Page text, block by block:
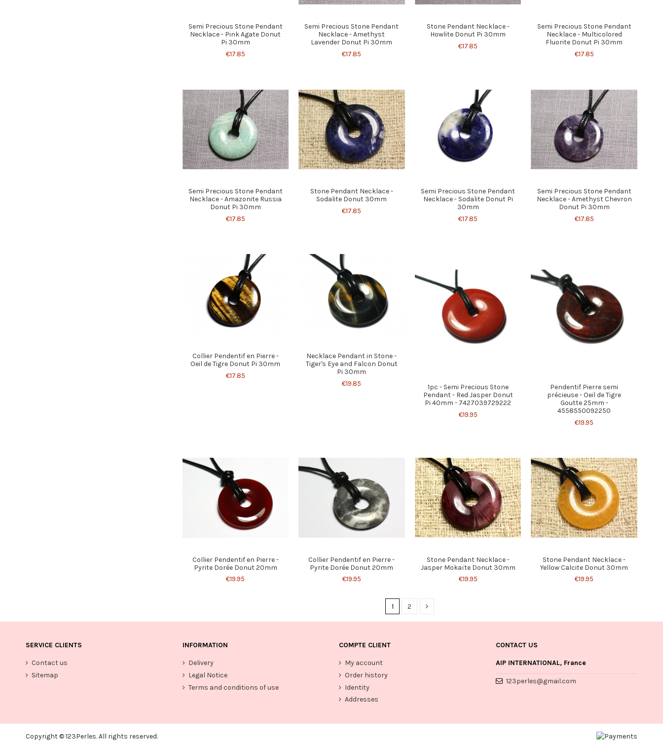
Semi Precious Stone Pendant
Necklace - Pink Agate Donut
Pi 30mm
€17.85
Semi Precious Stone Pendant
Necklace - Amethyst
Lavender Donut Pi 30mm
€17.85
Stone Pendant Necklace -
Howlite Donut Pi 30mm
€17.85
Semi Precious Stone Pendant
Necklace - Multicolored
Fluorite Donut Pi 30mm
€17.85
Semi Precious Stone Pendant
Necklace - Amazonite Russia
Donut Pi 30mm
€17.85
Stone Pendant Necklace -
Sodalite Donut 30mm
€17.85
Semi Precious Stone Pendant
Necklace - Sodalite Donut Pi
30mm
€17.85
Semi Precious Stone Pendant
Necklace - Amethyst Chevron
Donut Pi 30mm
€17.85
Collier Pendentif en Pierre -
Oeil de Tigre Donut Pi 30mm
€17.85
Necklace Pendant in Stone -
Tiger's Eye and Falcon Donut
Pi 30mm
€19.85
1pc - Semi Precious Stone
Pendant - Red Jasper Donut
Pi 40mm - 7427039729222
€19.95
Pendentif Pierre semi
précieuse - Oeil de Tigre
Goutte 25mm -
4558550092250
€19.95
Collier Pendentif en Pierre -
Pyrite Dorée Donut 20mm
€19.95
Collier Pendentif en Pierre -
Pyrite Dorée Donut 20mm
€19.95
Stone Pendant Necklace -
Jasper Mokaïte Donut 30mm
€19.95
Stone Pendant Necklace -
Yellow Calcite Donut 30mm
€19.95
1 2
SERVICE CLIENTS
Contact us
Sitemap
INFORMATION
Delivery
Legal Notice
Terms and conditions of use
COMPTE CLIENT
My account
Order history
Identity
Addresses
CONTACT US
AIP INTERNATIONAL, France
123perles@gmail.com
Copyright © 123Perles. All rights reserved.